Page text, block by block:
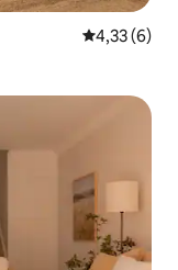
4,33 (6)